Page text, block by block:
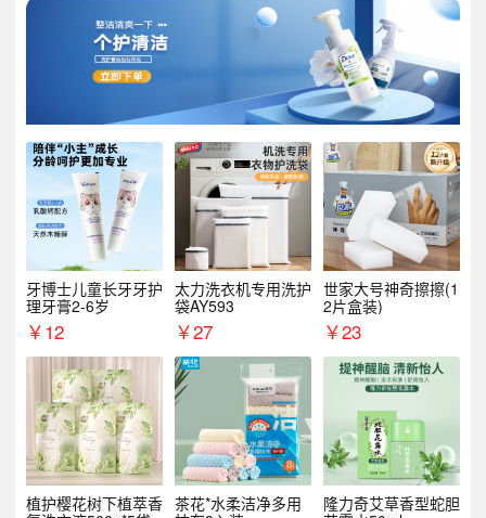
牙博士儿童长牙牙护
理牙膏2-6岁
￥12
太力洗衣机专用洗护
袋AY593
￥27
世家大号神奇擦擦(1
2片盒装)
￥23
植护樱花树下植萃香 茶花*水柔洁净多用
隆力奇艾草香型蛇胆